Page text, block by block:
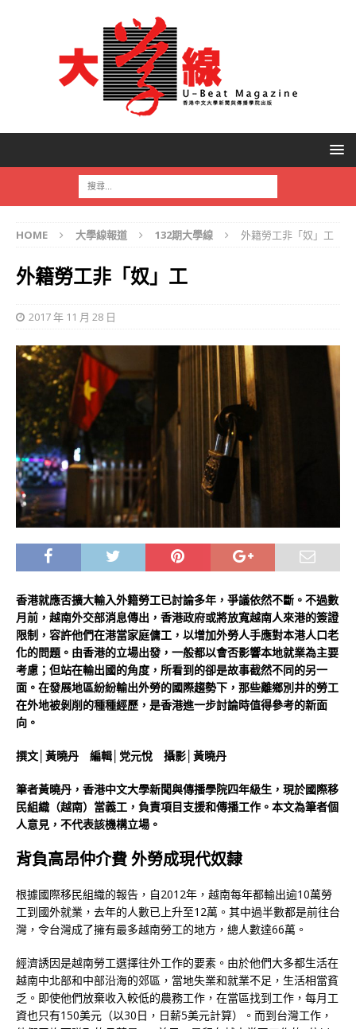
HOME 大學線報道 132期大學線 外籍勞工非「奴」工
外籍勞工非「奴」工
2017 年 11 月 28 日
香港就應否擴大輸入外籍勞工已討論多年，爭議依然不斷。不過數
月前，越南外交部消息傳出，香港政府或將放寬越南人來港的簽證
限制，容許他們在港當家庭傭工，以增加外勞人手應對本港人口老
化的問題。由香港的立場出發，一般都以會否影響本地就業為主要
考慮；但站在輸出國的角度，所看到的卻是故事截然不同的另一
面。在發展地區紛紛輸出外勞的國際趨勢下，那些離鄉別井的勞工
在外地被剝削的種種經歷，是香港進一步討論時值得參考的新面
向。
撰文│黃曉丹 編輯│党元悅 攝影│黃曉丹
筆者黃曉丹，香港中文大學新聞與傳播學院四年級生，現於國際移
民組織（越南）當義工，負責項目支援和傳播工作。本文為筆者個
人意見，不代表該機構立場。
背負高昂仲介費 外勞成現代奴隸
根據國際移民組織的報告，自2012年，越南每年都輸出逾10萬勞
工到國外就業，去年的人數已上升至12萬。其中過半數都是前往台
灣，令台灣成了擁有最多越南勞工的地方，總人數達66萬。
經濟誘因是越南勞工選擇往外工作的要素。由於他們大多都生活在
越南中北部和中部沿海的郊區，當地失業和就業不足，生活相當貧
乏。即使他們放棄收入較低的農務工作，在當區找到工作，每月工
資也只有150美元（以30日，日薪5美元計算）。而到台灣工作，